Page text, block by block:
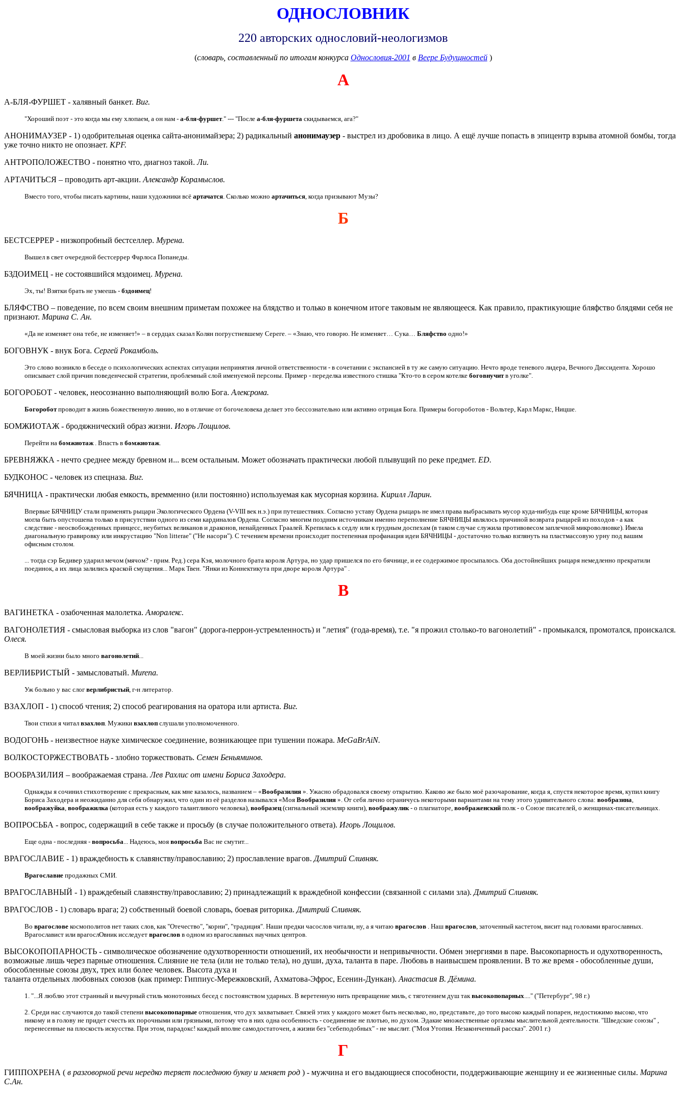
ОДНОСЛОВНИК
220 авторских однословий-неологизмов
(словарь, составленный по итогам конкурса Однословия-2001 в Веере Будущностей )
А
А-БЛЯ-ФУРШЕТ - халявный банкет. Виг.
"Хороший поэт - это когда мы ему хлопаем, а он нам - а-бля-фуршет." --- "После а-бля-фуршета скидываемся, ага?"
АНОНИМАУЗЕР - 1) одобрительная оценка сайта-анонимайзера; 2) радикальный анонимаузер - выстрел из дробовика в лицо. А ещё лучше попасть в эпицентр взрыва атомной бомбы, тогда
уже точно никто не опознает. KPF.
АНТРОПОЛОЖЕСТВО - понятно что, диагноз такой.Ли.
АРТАЧИТЬСЯ – проводить арт-акции. Александр Корамыслов.
Вместо того, чтобы писать картины, наши художники всё артачатся. Сколько можно артачиться, когда призывают Музы?
Б
БЕСТСЕРРЕР - низкопробный бестселлер. Мурена.
Вышел в свет очередной бестсеррер Фарлоса Попанеды.
БЗДОИМЕЦ - не состоявшийся мздоимец. Мурена.
Эх, ты! Взятки брать не умеешь - бздоимец!
БЛЯФСТВО – поведение, по всем своим внешним приметам похожее на блядство и только в конечном итоге таковым не являющееся. Как правило, практикующие бляфство блядями себя не
признают. Марина С. Ан.
«Да не изменяет она тебе, не изменяет!» – в сердцах сказал Колян погрустневшему Сереге. – «Знаю, что говорю. Не изменяет… Сука… Бляфство одно!»
БОГОВНУК - внук Бога. Сергей Рокамболь.
Это слово возникло в беседе о психологических аспектах ситуации непринятия личной ответственности - в сочетании с экспансией в ту же самую ситуацию. Нечто вроде теневого лидера, Вечного Диссидента. Хорошо
описывает слой причин поведенческой стратегии, проблемный слой именуемой персоны. Пример - переделка известного стишка "Кто-то в сером котелке боговнучитв уголке".
БОГОРОБОТ - человек, неосознанно выполняющий волю Бога. Алексрома.
Богороботпроводит в жизнь божественную линию, но в отличие от богочеловека делает это бессознательно или активно отрицая Бога. Примеры богороботов - Вольтер, Карл Маркс, Ницше.
БОМЖИОТАЖ - бродяжнический образ жизни. Игорь Лощилов.
Перейти на бомжиотаж. Впасть в бомжиотаж.
БРЕВНЯЖКА - нечто среднее между бревном и... всем остальным. Может обозначать практически любой плывущий по реке предмет. ED.
БУДКОНОС - человек из спецназа. Виг.
БЯЧНИЦА - практически любая емкость, времменно (или постоянно) используемая как мусорная корзина. Кирилл Ларин.
Впервые БЯЧНИЦУ стали применять рыцари Экологического Ордена (V-VIII век н.э.) при путешествиях. Согласно уставу Ордена рыцарь не имел права выбрасывать мусор куда-нибудь еще кроме БЯЧНИЦЫ, которая
могла быть опустошена только в присутствии одного из семи кардиналов Ордена. Согласно многим поздним источникам именно переполнение БЯЧНИЦЫ являлось причиной возврата рыцарей из походов - а как
следствие - неосвобожденных принцесс, неубитых великанов и драконов, ненайденных Граалей. Крепилась к седлу или к грудным доспехам (в таком случае служила противовесом заплечной микроволновке). Имела
диагональную гравировку или инкрустацию "Non litterae" ("Не насори"). С течением времени происходит постепенная профанация идеи БЯЧНИЦЫ - достаточно только взглянуть на пластмассовую урну под вашим
офисным столом.
... тогда сэр Бедивер ударил мечом (мячом? - прим. Ред.) сера Кэя, молочного брата короля Артура, но удар пришелся по его бячнице, и ее содержимое просыпалось. Оба достойнейших рыцаря немедленно прекратили
поединок, а их лица залились краской смущения... Марк Твен. "Янки из Коннектикута при дворе короля Артура" .
В
ВАГИНЕТКА - озабоченная малолетка. Аморалекс.
ВАГОНОЛЕТИЯ - смысловая выборка из слов "вагон" (дорога-перрон-устремленность) и "летия" (года-время), т.е. "я прожил столько-то вагонолетий" - промыкался, промотался, проискался.
Олеся.
В моей жизни было много вагонолетий...
ВЕРЛИБРИСТЫЙ - замысловатый. Murena.
Уж больно у вас слог верлибристый, г-н литератор.
ВЗАХЛОП - 1) способ чтения; 2) способ реагирования на оратора или артиста. Виг.
Твои стихи я читал взахлоп. Мужики взахлоп слушали уполномоченного.
ВОДОГОНЬ - неизвестное науке химическое соединение, возникающее при тушении пожара. MeGaBrAiN.
ВОЛКОСТОРЖЕСТВОВАТЬ - злобно торжествовать. Семен Беньяминов.
ВООБРАЗИЛИЯ – воображаемая страна.Лев Рахлис от имени Бориса Заходера.
Однажды я сочинил стихотворение с прекрасным, как мне казалось, названием – «Вообразилия ». Ужасно обрадовался своему открытию. Каково же было моё разочарование, когда я, спустя некоторое время, купил книгу
Бориса Заходера и неожиданно для себя обнаружил, что один из её разделов назывался «Моя Вообразилия ». От себя лично ограничусь некоторыми вариантами на тему этого удивительного слова: вообразина,
воображуйка, воображилка (которая есть у каждого талантливого человека), вообразец(сигнальный экземляр книги), воображулик- о плагиаторе, воображенский полк - о Союзе писателей, о женщинах-писательницах.
ВОПРОСЬБА - вопрос, содержащий в себе также и просьбу (в случае положительного ответа). Игорь Лощилов.
Еще одна - последняя - вопросьба... Надеюсь, моя вопросьба Вас не смутит...
ВРАГОСЛАВИЕ - 1) враждебность к славянству/православию; 2) прославление врагов. Дмитрий Сливняк.
Врагославие продажных СМИ.
ВРАГОСЛАВНЫЙ - 1) враждебный славянству/православию; 2) принадлежащий к враждебной конфессии (связанной с силами зла). Дмитрий Сливняк.
ВРАГОСЛОВ - 1) словарь врага; 2) собственный боевой словарь, боевая риторика. Дмитрий Сливняк.
Во врагослове космополитов нет таких слов, как "Отечество", "корни", "традиция". Наши предки часослов читали, ну, а я читаю врагослов . Наш врагослов, заточенный кастетом, висит над головами врагославных.
Врагославист или врагослОвник исследует врагослов в одном из врагославных научных центров.
ВЫСОКОПОПАРНОСТЬ - символическое обозначение одухотворенности отношений, их необычности и непривычности. Обмен энергиями в паре. Высокопарность и одухотворенность,
возможные лишь через парные отношения. Слияние не тела (или не только тела), но души, духа, таланта в паре. Любовь в наивысшем проявлении. В то же время - обособленные души,
обособленные союзы двух, трех или более человек. Высота духа и
таланта отдельных любовных союзов (как пример: Гиппиус-Мережковский, Ахматова-Эфрос, Есенин-Дункан). Анастасия В. Дёмина.
1. "...Я люблю этот странный и вычурный стиль монотонных бесед с постоянством ударных. В веретенную нить превращение миль, с тяготением душ таквысокопопарных...." ("Петербург", 98 г.)
2. Среди нас случаются до такой степени высокопопарные отношения, что дух захватывает. Связей этих у каждого может быть несколько, но, представьте, до того высоко каждый попарен, недостижимо высоко, что
никому и в голову не придет счесть их порочными или грязными, потому что в них одна особенность - соединение не плотью, но духом. Эдакие множественные оргазмы мыслительной деятельности. "Шведские союзы" ,
перенесенные на плоскость искусства. При этом, парадокс! каждый вполне самодостаточен, а жизни без "себеподобных" - не мыслит. ("Моя Утопия. Незаконченный рассказ". 2001 г.)
Г
ГИППОХРЕНА ( в разговорной речи нередко теряет последнюю букву и меняет род ) - мужчина и его выдающиеся способности, поддерживающие женщину и ее жизненные силы. Марина
С.Ан.